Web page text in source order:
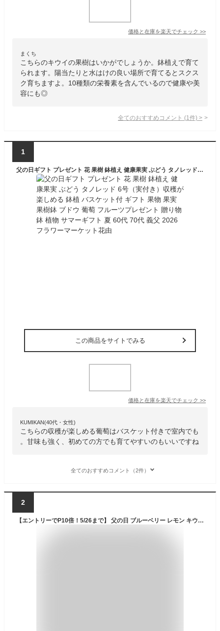
価格と在庫を楽天でチェック >>
まくち
こちらのキウイの果樹はいかがでしょうか。鉢植えで育て
られます。陽当たりと水はけの良い場所で育てるとスクス
ク育ちますよ。10種類の栄養素を含んでいるので健康や美
容にも◎
全てのおすすめコメント (1 件) >
1
父の日ギフト プレゼント 花 果樹 鉢植え 健康果実 ぶどう タノレッド 6号（実付き）収穫が楽しめる 鉢植 バスケット付 ギフト 果物 果実 果樹鉢 ブドウ 葡萄 フルーツプレゼント 贈り物 鉢 植物 サマーギフト 夏 60代 70代 義父 2026 フラワーマーケット花由
この商品をサイトでみる
価格と在庫を楽天でチェック >>
KUMIKAN(40代・女性)
こちらの収穫が楽しめる葡萄はバスケット付きで室内でも
。甘味も強く、初めての方でも育てやすいのもいいですね
全てのおすすめコメント（2件）
2
【エントリーでP10倍！5/26まで】 父の日 ブルーベリー レモン キウイ 花 鉢植え 父の日ギフト ブルーベリー鉢植え レモンの木 苗 鉢 フルーツ ギフト プレゼント 実付き 花鉢 苗 果物 果樹 果樹鉢 ブルーベリーの木 キウイの木 東北〜関西 送料無料